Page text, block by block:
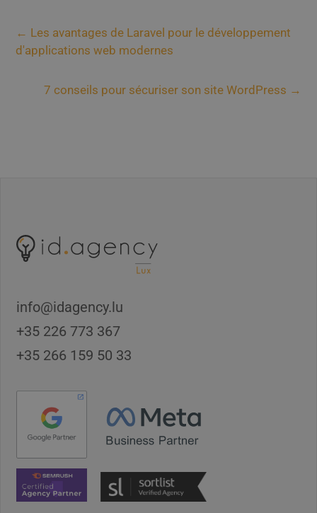
← Les avantages de Laravel pour le développement
d'applications web modernes
7 conseils pour sécuriser son site WordPress →
info@idagency.lu
+35 226 773 367
+35 266 159 50 33